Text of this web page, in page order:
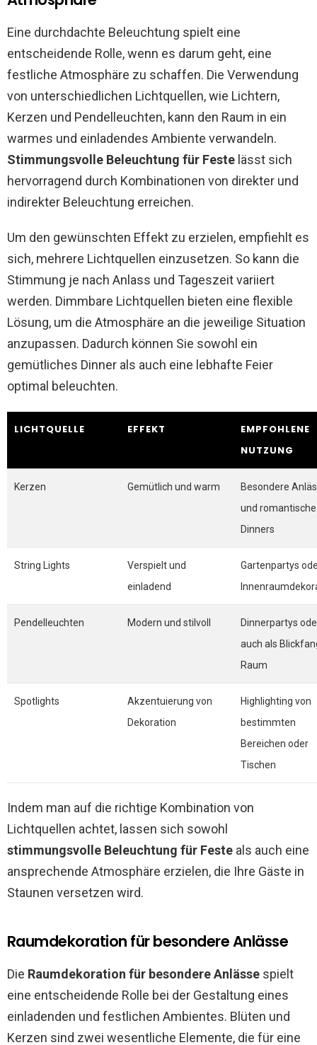
Eine durchdachte Beleuchtung spielt eine
entscheidende Rolle, wenn es darum geht, eine
festliche Atmosphäre zu schaffen. Die Verwendung
von unterschiedlichen Lichtquellen, wie Lichtern,
Kerzen und Pendelleuchten, kann den Raum in ein
warmes und einladendes Ambiente verwandeln.
Stimmungsvolle Beleuchtung für Feste lässt sich
hervorragend durch Kombinationen von direkter und
indirekter Beleuchtung erreichen.
Um den gewünschten Effekt zu erzielen, empfiehlt es
sich, mehrere Lichtquellen einzusetzen. So kann die
Stimmung je nach Anlass und Tageszeit variiert
werden. Dimmbare Lichtquellen bieten eine flexible
Lösung, um die Atmosphäre an die jeweilige Situation
anzupassen. Dadurch können Sie sowohl ein
gemütliches Dinner als auch eine lebhafte Feier
optimal beleuchten.
LICHTQUELLE EFFEKT
EMPFOHLENE
NUTZUNG
Kerzen Gemütlich und warm
Besondere
und romantische
Dinners
String Lights
Verspielt und
einladend
Gartenpartys
Pendelleuchten Modern und stilvoll
Dinnerpartys
auch als
Raum
Spotlights
Akzentuierung von
Dekoration
Highlighting von
bestimmten
Bereichen oder
Tischen
Indem man auf die richtige Kombination von
Lichtquellen achtet, lassen sich sowohl
stimmungsvolle Beleuchtung für Feste als auch eine
ansprechende Atmosphäre erzielen, die Ihre Gäste in
Staunen versetzen wird.
Raumdekoration für besondere Anlässe
Die Raumdekoration für besondere Anlässe spielt
eine entscheidende Rolle bei der Gestaltung eines
einladenden und festlichen Ambientes. Blüten und
Kerzen sind zwei wesentliche Elemente, die für eine